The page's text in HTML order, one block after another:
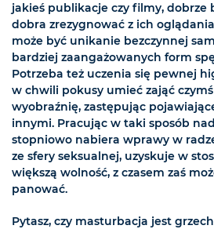
jakieś publikacje czy filmy, dobrze
dobra zrezygnować z ich
może być unikanie bezczynnej
bardziej zaangażowanych form
Potrzeba też uczenia się pewnej
w chwili pokusy umieć zająć
wyobraźnię, zastępując
innymi. Pracując w taki sposób
stopniowo nabiera wprawy w
ze sfery seksualnej, uzyskuje w
większą wolność, z czasem zaś
panować.
Pytasz, czy masturbacja jest